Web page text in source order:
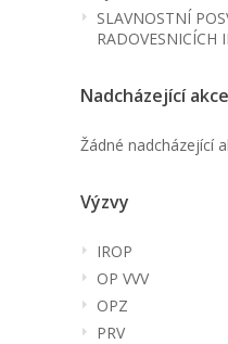
SLAVNOSTNÍ
RADOVESNICÍCH
Nadcházející akce
Žádné nadcházející
Výzvy
IROP
OP VVV
OPZ
PRV